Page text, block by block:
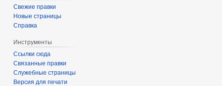
Свежие правки
Новые страницы
Справка
Инструменты
Ссылки сюда
Связанные правки
Служебные страницы
Версия для печати